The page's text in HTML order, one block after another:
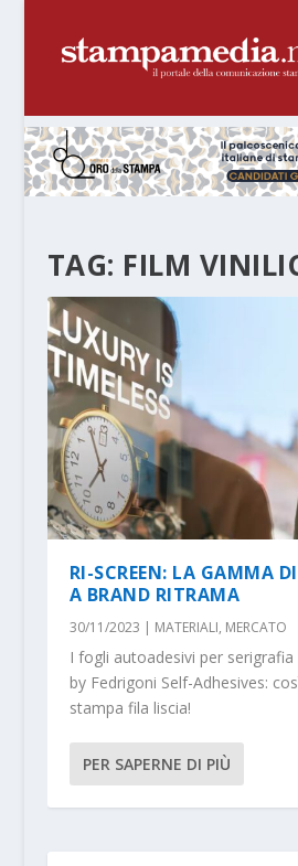
TAG: FILM
RI-SCREEN: LA GAMMA
A BRAND RITRAMA
30/11/2023 | MATERIALI, MERCATO
I fogli autoadesivi per serigrafia
by Fedrigoni Self-Adhesives:
stampa fila liscia!
PER SAPERNE DI PIÙ